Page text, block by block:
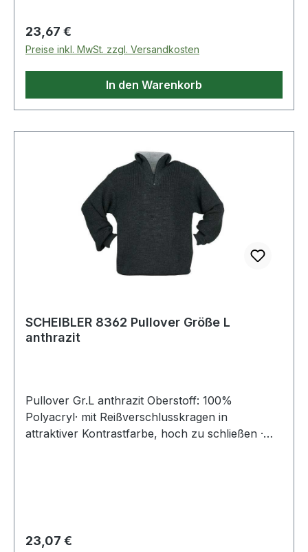
Regulärer Preis:
23,67 €
Preise inkl. MwSt. zzgl. Versandkosten
In den Warenkorb
SCHEIBLER 8362 Pullover Größe L
anthrazit
Pullover Gr.L anthrazit Oberstoff: 100%
Polyacryl· mit Reißverschlusskragen in
attraktiver Kontrastfarbe, hoch zu schließen ·
Regulärer Preis:
23,07 €